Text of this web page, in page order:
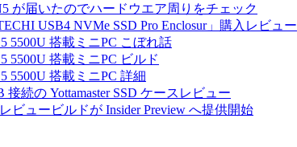
が届いたのでハードウエア周りをチェック
USB4 NVMe SSD Pro Enclosur」購入レビュー
5500U 搭載ミニPC こぼれ話
5500U 搭載ミニPC ビルド
5500U 搭載ミニPC 詳細
接続の Yottamaster SSD ケースレビュー
ビュービルドが Insider Preview へ提供開始